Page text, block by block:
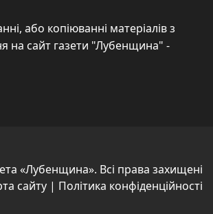
або копіюванні матеріалів з
на сайт газети "Лубенщина" -
«Лубенщина». Всі права захищені
сайту | Політика конфіденційності